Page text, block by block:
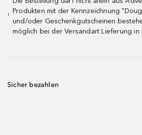
¹
Produkten mit der Kennzeichnung
und/oder Geschenkgutscheinen
möglich bei der Versandart Lieferung in
Sicher bezahlen